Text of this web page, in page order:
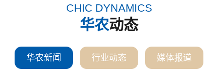
CHIC DYNAMICS
华农动态
华农新闻 行业动态 媒体报道